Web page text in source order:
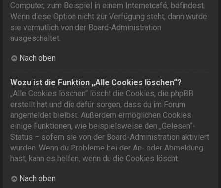
Computer, zum Beispiel in einem Internetcafé, befindest.
Wenn diese Option nicht zur Verfügung steht, dann wurde
sie vermutlich von der Board-Administration
ausgeschaltet.
Nach oben
Wozu ist die Funktion „Alle Cookies löschen“?
„Alle Cookies löschen“ löscht die Cookies, die phpBB
erstellt hat und die dafür sorgen, dass du im Forum
angemeldet bleibst. Außerdem ermöglichen Cookies
einige Funktionen, wie beispielsweise den „Gelesen“-
Status – sofern sie von der Board-Administration aktiviert
wurden. Wenn du Probleme bei der An- oder Abmeldung
hast, kann es helfen, wenn du die Cookies löscht.
Nach oben